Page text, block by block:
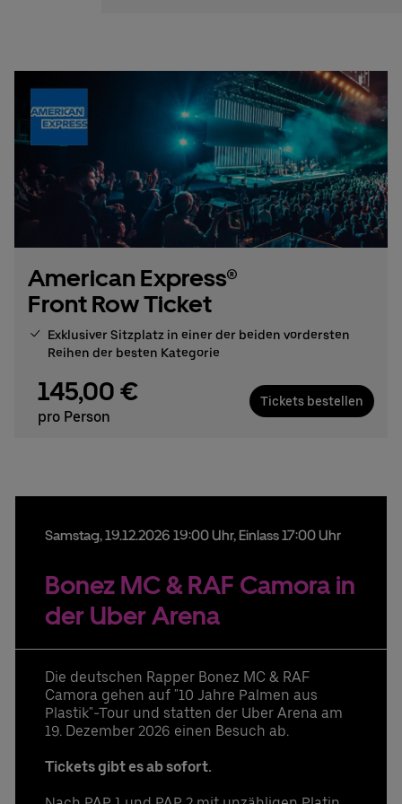
American Express®
Front Row Ticket
Exklusiver Sitzplatz in einer der beiden vordersten
Reihen der besten Kategorie
145,00 €
pro Person
Tickets bestellen
Samstag,19.12.2026 19:00 Uhr, Einlass 17:00 Uhr
Bonez MC & RAF Camora in
der Uber Arena
Die deutschen Rapper Bonez MC & RAF
Camora gehen auf "10 Jahre Palmen aus
Plastik"-Tour und statten der Uber Arena am
19. Dezember 2026 einen Besuch ab.
Tickets gibt es ab sofort.